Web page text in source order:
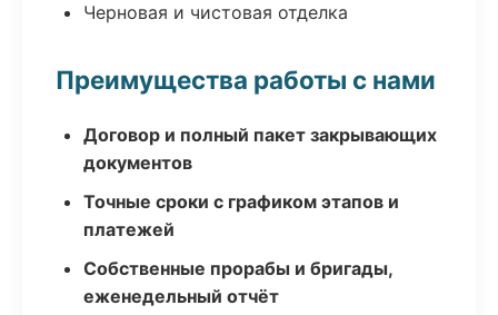
Черновая и чистовая отделка
Преимущества работы с нами
Договор и полный пакет закрывающих
документов
Точные сроки с графиком этапов и
платежей
Собственные прорабы и бригады,
еженедельный отчёт